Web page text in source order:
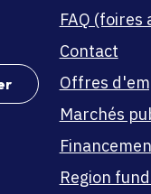
FAQ (foires
Contact
Offres
Marchés
Region